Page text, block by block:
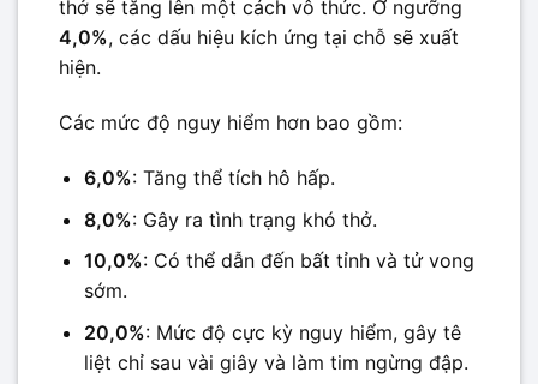
thở sẽ tăng lên một cách vô thức. Ở ngưỡng
4,0%, các dấu hiệu kích ứng tại chỗ sẽ xuất
hiện.
Các mức độ nguy hiểm hơn bao gồm:
6,0%: Tăng thể tích hô hấp.
8,0%: Gây ra tình trạng khó thở.
10,0%: Có thể dẫn đến bất tỉnh và tử vong
sớm.
20,0%: Mức độ cực kỳ nguy hiểm, gây tê
liệt chỉ sau vài giây và làm tim ngừng đập.